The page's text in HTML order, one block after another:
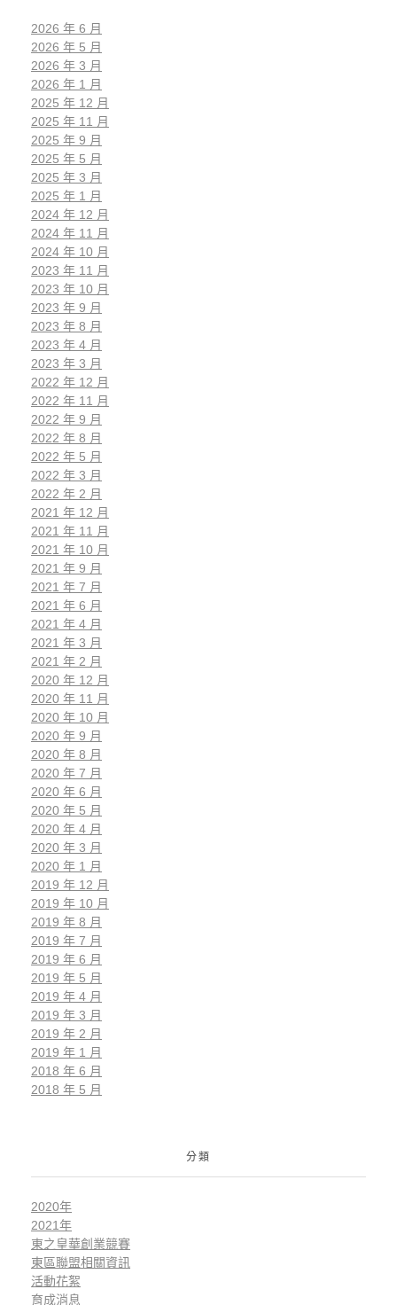
2026 年 6 月
2026 年 5 月
2026 年 3 月
2026 年 1 月
2025 年 12 月
2025 年 11 月
2025 年 9 月
2025 年 5 月
2025 年 3 月
2025 年 1 月
2024 年 12 月
2024 年 11 月
2024 年 10 月
2023 年 11 月
2023 年 10 月
2023 年 9 月
2023 年 8 月
2023 年 4 月
2023 年 3 月
2022 年 12 月
2022 年 11 月
2022 年 9 月
2022 年 8 月
2022 年 5 月
2022 年 3 月
2022 年 2 月
2021 年 12 月
2021 年 11 月
2021 年 10 月
2021 年 9 月
2021 年 7 月
2021 年 6 月
2021 年 4 月
2021 年 3 月
2021 年 2 月
2020 年 12 月
2020 年 11 月
2020 年 10 月
2020 年 9 月
2020 年 8 月
2020 年 7 月
2020 年 6 月
2020 年 5 月
2020 年 4 月
2020 年 3 月
2020 年 1 月
2019 年 12 月
2019 年 10 月
2019 年 8 月
2019 年 7 月
2019 年 6 月
2019 年 5 月
2019 年 4 月
2019 年 3 月
2019 年 2 月
2019 年 1 月
2018 年 6 月
2018 年 5 月
分類
2020年
2021年
東之皇華創業競賽
東區聯盟相關資訊
活動花絮
育成消息